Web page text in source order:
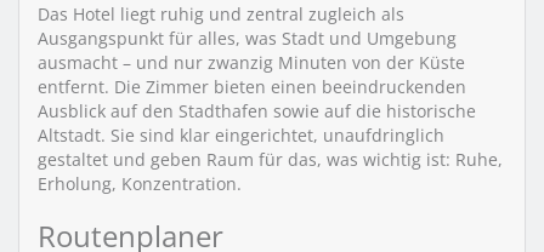
Das Hotel liegt ruhig und zentral zugleich als
Ausgangspunkt für alles, was Stadt und Umgebung
ausmacht – und nur zwanzig Minuten von der Küste
entfernt. Die Zimmer bieten einen beeindruckenden
Ausblick auf den Stadthafen sowie auf die historische
Altstadt. Sie sind klar eingerichtet, unaufdringlich
gestaltet und geben Raum für das, was wichtig ist: Ruhe,
Erholung, Konzentration.
Routenplaner